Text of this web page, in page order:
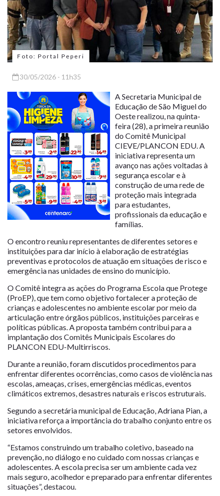
Foto: Portal Peperi
30/05/2026 - 11h35
A Secretaria Municipal de
Educação de São Miguel do
Oeste realizou, na quinta-
feira (28), a primeira reunião
do Comitê Municipal
CIEVE/PLANCON EDU. A
iniciativa representa um
avanço nas ações voltadas à
segurança escolar e à
construção de uma rede de
proteção mais integrada
para estudantes,
profissionais da educação e
famílias.
O encontro reuniu representantes de diferentes setores e
instituições para dar início à elaboração de estratégias
preventivas e protocolos de atuação em situações de risco e
emergência nas unidades de ensino do município.
O Comitê integra as ações do Programa Escola que Protege
(ProEP), que tem como objetivo fortalecer a proteção de
crianças e adolescentes no ambiente escolar por meio da
articulação entre órgãos públicos, instituições parceiras e
políticas públicas. A proposta também contribui para a
implantação dos Comitês Municipais Escolares do
PLANCON EDU-Multirriscos.
Durante a reunião, foram discutidos procedimentos para
enfrentar diferentes ocorrências, como casos de violência nas
escolas, ameaças, crises, emergências médicas, eventos
climáticos extremos, desastres naturais e riscos estruturais.
Segundo a secretária municipal de Educação, Adriana Pian, a
iniciativa reforça a importância do trabalho conjunto entre os
setores envolvidos.
“Estamos construindo um trabalho coletivo, baseado na
prevenção, no diálogo e no cuidado com nossas crianças e
adolescentes. A escola precisa ser um ambiente cada vez
mais seguro, acolhedor e preparado para enfrentar diferentes
situações”, destacou.